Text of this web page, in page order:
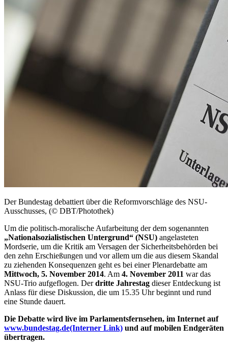
Der Bundestag debattiert über die Reformvorschläge des NSU-
Ausschusses, (© DBT/Photothek)
Um die politisch-moralische Aufarbeitung der dem sogenannten
„Nationalsozialistischen Untergrund“ (NSU) angelasteten
Mordserie, um die Kritik am Versagen der Sicherheitsbehörden bei
den zehn Erschießungen und vor allem um die aus diesem Skandal
zu ziehenden Konsequenzen geht es bei einer Plenardebatte am
Mittwoch, 5. November 2014. Am 4. November 2011 war das
NSU-Trio aufgeflogen. Derdritte Jahrestag dieser Entdeckung ist
Anlass für diese Diskussion, die um 15.35 Uhr beginnt und rund
eine Stunde dauert.
Die Debatte wird live im Parlamentsfernsehen, im Internet auf
www.bundestag.de(Interner Link) und auf mobilen Endgeräten
übertragen.